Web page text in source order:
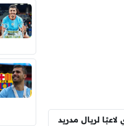
لريال مدريد